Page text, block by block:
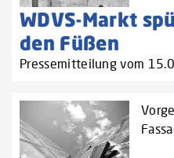
WDVS-Markt
den Füßen
Pressemitteilung vom